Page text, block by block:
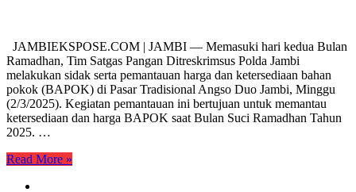
JAMBIEKSPOSE.COM | JAMBI — Memasuki hari kedua Bulan
Ramadhan, Tim Satgas Pangan Ditreskrimsus Polda Jambi
melakukan sidak serta pemantauan harga dan ketersediaan bahan
pokok (BAPOK) di Pasar Tradisional Angso Duo Jambi, Minggu
(2/3/2025). Kegiatan pemantauan ini bertujuan untuk memantau
ketersediaan dan harga BAPOK saat Bulan Suci Ramadhan Tahun
2025. …
Read More »